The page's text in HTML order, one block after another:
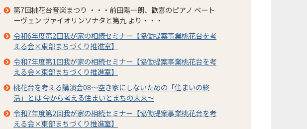
第7回桃花台音楽まつり ・・・前田陽一朗、歓喜のピアノ ベート
ーヴェン ヴァイオリンソナタと第九 より・・・
令和6年度第2回我が家の相続セミナー【協働提案事業桃花台を考
える会×東部まちづくり推進室】
令和7年度第1回我が家の相続セミナー【協働提案事業桃花台を考
える会×東部まちづくり推進室】
桃花台を考える講演会08～空き家にしないための「住まいの終
活」とは 今から考える住まいとまちの未来～
令和7年度第2回我が家の相続セミナー【協働提案事業桃花台を考
える会×東部まちづくり推進室】